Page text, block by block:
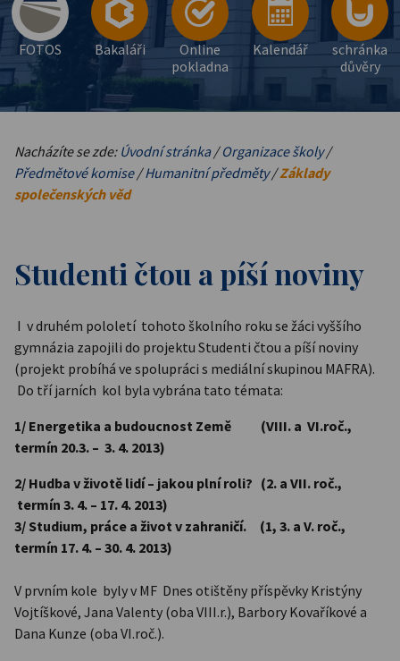
FOTOS Bakaláři
Online
pokladna
Kalendář
schránka
důvěry
Nacházíte se zde: Úvodní stránka/Organizace školy/
Předmětové komise/Humanitní předměty/Základy
společenských věd
Studenti čtou a píší noviny
I v druhém pololetí tohoto školního roku se žáci vyššího
gymnázia zapojili do projektu Studenti čtou a píší noviny
(projekt probíhá ve spolupráci s mediální skupinou MAFRA).
Do tří jarních kol byla vybrána tato témata:
1/ Energetika a budoucnost Země (VIII. a VI.roč.,
termín 20.3. – 3. 4. 2013)
2/ Hudba v životě lidí – jakou plní roli? (2. a VII. roč.,
termín 3. 4. – 17. 4. 2013)
3/ Studium, práce a život v zahraničí. (1, 3. a V. roč.,
termín 17. 4. – 30. 4. 2013)
V prvním kole byly v MF Dnes otištěny příspěvky Kristýny
Vojtíškové, Jana Valenty (oba VIII.r.), Barbory Kovaříkové a
Dana Kunze (oba VI.roč.).